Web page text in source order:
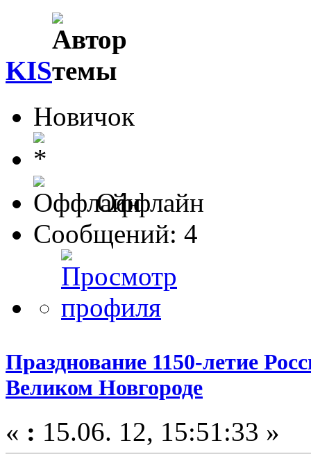
KIS
Новичок
Оффлайн
Сообщений: 4
Празднование 1150-летие
Великом Новгороде
« : 15.06. 12, 15:51:33 »